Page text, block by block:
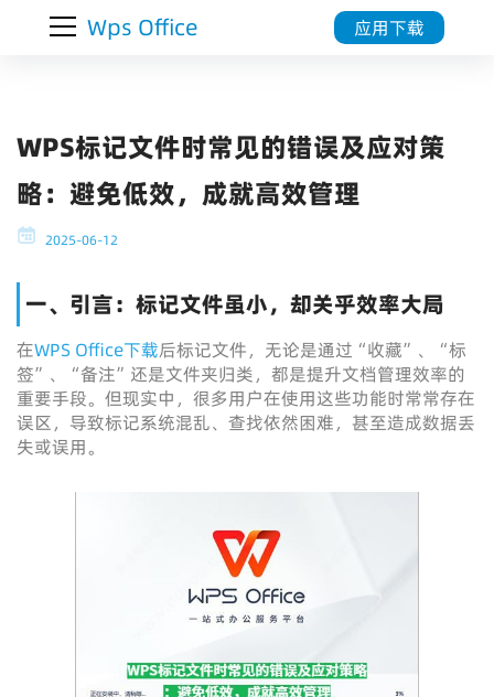
Wps Office 应用下载
WPS标记文件时常见的错误及应对策
略：避免低效，成就高效管理
2025-06-12
一、引言：标记文件虽小，却关乎效率大局
在WPS Office下载后标记文件，无论是通过“收藏”、“标
签”、“备注”还是文件夹归类，都是提升文档管理效率的
重要手段。但现实中，很多用户在使用这些功能时常常存在
误区，导致标记系统混乱、查找依然困难，甚至造成数据丢
失或误用。